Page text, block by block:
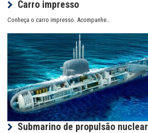
Carro impresso
Conheça o carro impresso. Acompanhe…
Submarino de propulsão nuclear